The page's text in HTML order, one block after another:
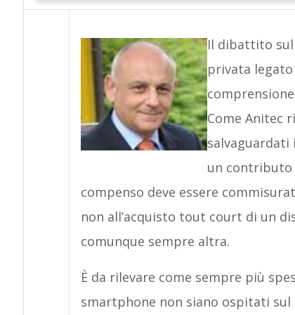
Il dibattito
privata
Come Anitec
un contributo
compenso deve essere
non all’acquisto tout court di un
comunque sempre altra.
È da rilevare come sempre più
smartphone non siano ospitati